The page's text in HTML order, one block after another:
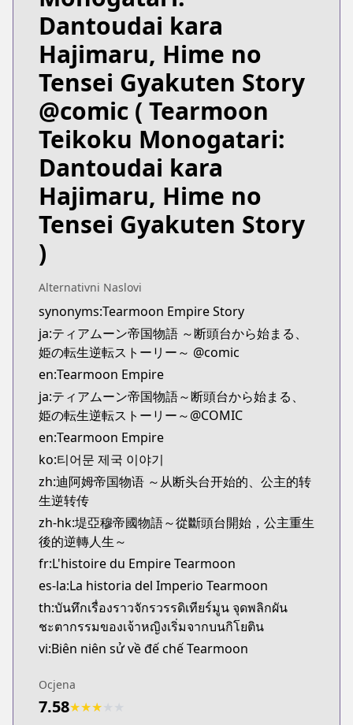
https://www.mangaupdates.com/
Dantoudai kara
Hajimaru, Hime no
Tensei Gyakuten Story
@comic ( Tearmoon
Teikoku Monogatari:
Dantoudai kara
Hajimaru, Hime no
Tensei Gyakuten Story
)
Alternativni Naslovi
synonyms:Tearmoon Empire Story
ja:ティアムーン帝国物語 ～断頭台から始まる、
姫の転生逆転ストーリー～ @comic
en:Tearmoon Empire
ja:ティアムーン帝国物語～断頭台から始まる、
姫の転生逆転ストーリー～@COMIC
en:Tearmoon Empire
ko:티어문 제국 이야기
zh:迪阿姆帝国物语 ～从断头台开始的、公主的转
生逆转传
zh-hk:堤亞穆帝國物語～從斷頭台開始，公主重生
後的逆轉人生～
fr:L'histoire du Empire Tearmoon
es-la:La historia del Imperio Tearmoon
th:บันทึกเรื่องราวจักรวรรดิเทียร์มูน จุดพลิกผัน
ชะตากรรมของเจ้าหญิงเริ่มจากบนกิโยติน
vi:Biên niên sử về đế chế Tearmoon
Ocjena
7.58★★★